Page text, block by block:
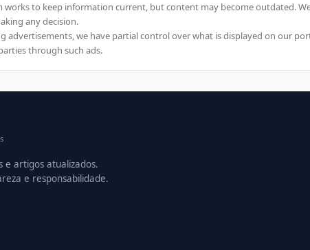
works to keep information current, but content may become outdated.
any decision.
advertisements, we have partial control over what is displayed on our
through such ads.
e artigos atualizados.
e responsabilidade.